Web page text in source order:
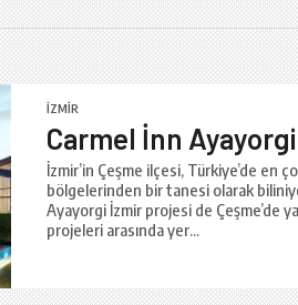
İZMIR
Carmel İnn
İzmir’in Çeşme ilçesi, Türkiye’de en
bölgelerinden bir tanesi olarak
Ayayorgi İzmir projesi de Çeşme’de
projeleri arasında yer...